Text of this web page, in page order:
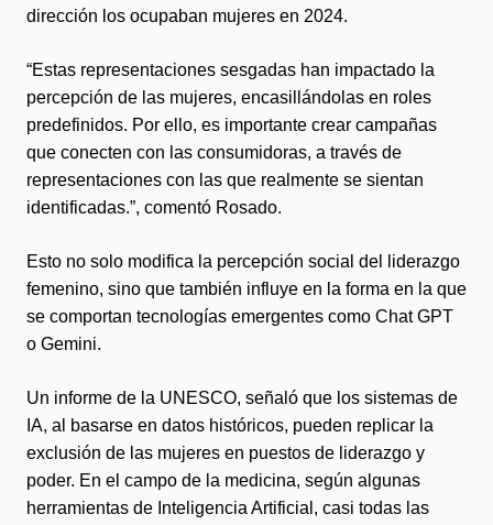
dirección los ocupaban mujeres en 2024.
“Estas representaciones sesgadas han impactado la
percepción de las mujeres, encasillándolas en roles
predefinidos. Por ello, es importante crear campañas
que conecten con las consumidoras, a través de
representaciones con las que realmente se sientan
identificadas.”, comentó Rosado.
Esto no solo modifica la percepción social del liderazgo
femenino, sino que también influye en la forma en la que
se comportan tecnologías emergentes como Chat GPT
o Gemini.
Un informe de la UNESCO, señaló que los sistemas de
IA, al basarse en datos históricos, pueden replicar la
exclusión de las mujeres en puestos de liderazgo y
poder. En el campo de la medicina, según algunas
herramientas de Inteligencia Artificial, casi todas las